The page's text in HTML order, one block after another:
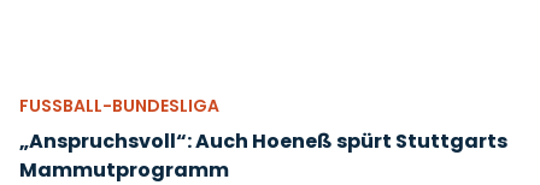
FUSSBALL-BUNDESLIGA
„Anspruchsvoll“: Auch Hoeneß spürt Stuttgarts
Mammutprogramm